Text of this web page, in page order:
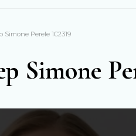
Simone Perele 1C2319
Simone